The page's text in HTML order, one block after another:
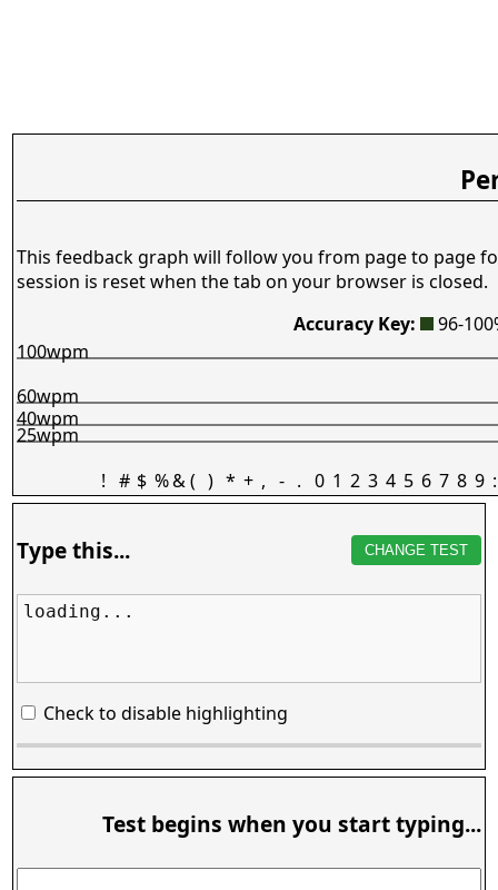
This feedback graph will follow you from page to page
session is reset when the tab on your browser is closed.
Accuracy Key:
96-
! # $ %&( ) * + , - . 0 1 2 3 4 5 6 7 8 9 :
25wpm
40wpm
60wpm
100wpm
Type this... CHANGE TEST
loading...
Check to disable highlighting
Test begins when you start typing...